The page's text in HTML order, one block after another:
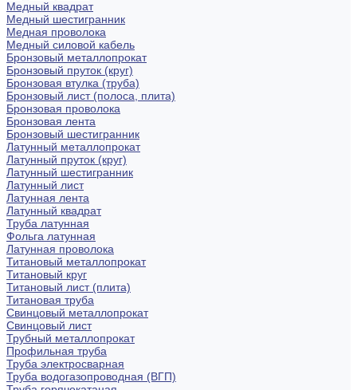
Медный квадрат
Медный шестигранник
Медная проволока
Медный силовой кабель
Бронзовый металлопрокат
Бронзовый пруток (круг)
Бронзовая втулка (труба)
Бронзовый лист (полоса, плита)
Бронзовая проволока
Бронзовая лента
Бронзовый шестигранник
Латунный металлопрокат
Латунный пруток (круг)
Латунный шестигранник
Латунный лист
Латунная лента
Латунный квадрат
Труба латунная
Фольга латунная
Латунная проволока
Титановый металлопрокат
Титановый круг
Титановый лист (плита)
Титановая труба
Свинцовый металлопрокат
Свинцовый лист
Трубный металлопрокат
Профильная труба
Труба электросварная
Труба водогазопроводная (ВГП)